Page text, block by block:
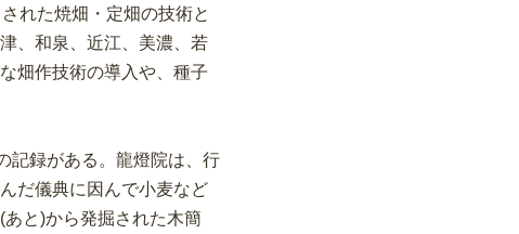
れた焼畑・定畑の技術と
、和泉、近江、美濃、若
畑作技術の導入や、種子
記録がある。龍燈院は、行
だ儀典に因んで小麦など
と)から発掘された木簡